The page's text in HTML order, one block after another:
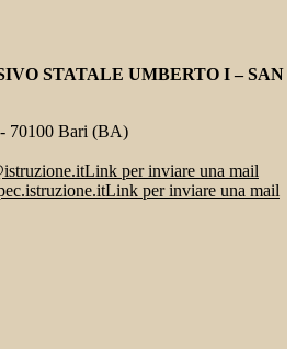
STATALE UMBERTO I – SAN
70100 Bari (BA)
Link per inviare una mail
Link per inviare una mail